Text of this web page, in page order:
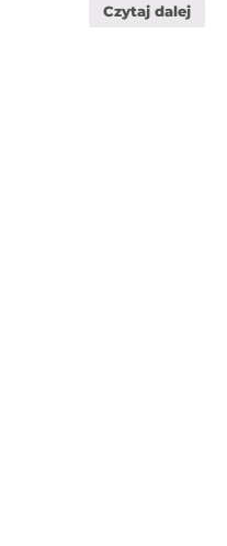
Czytaj dalej